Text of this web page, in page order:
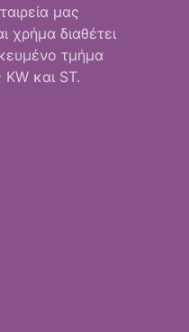
μας
χρήμα διαθέτει
τμήμα
KW και ST.